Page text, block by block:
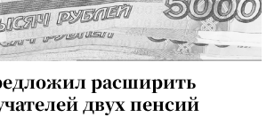
расширить
двух пенсий